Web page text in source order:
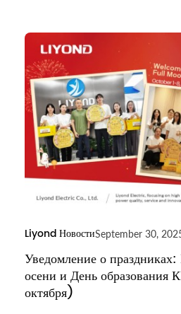
Liyond НовостиSeptember 30,
Уведомление о
осени и День
октября)